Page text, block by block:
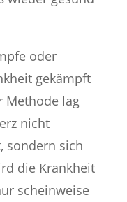
oder
gekämpft
Methode lag
nicht
sondern sich
die Krankheit
scheinweise